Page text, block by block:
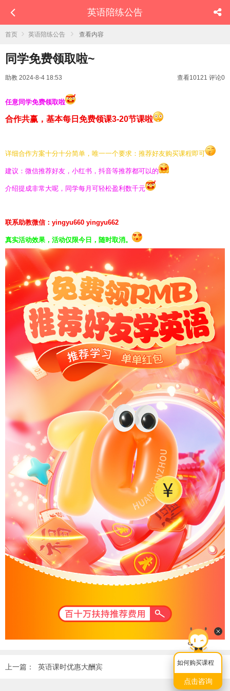
英语陪练公告
首页 › 英语陪练公告 › 查看内容
同学免费领取啦~
助教 2024-8-4 18:53 查看10121 评论0
任意同学免费领取啦
合作共赢，基本每日免费领课3-20节课啦
详细合作方案十分十分简单，唯一一个要求：推荐好友购买课程即可
建议：微信推荐好友，小红书，抖音等推荐都可以的
介绍提成非常大呢，同学每月可轻松盈利数千元
联系助教微信：yingyu660 yingyu662
真实活动效果，活动仅限今日，随时取消。
上一篇： 英语课时优惠大酬宾 如何购买课程
点击咨询